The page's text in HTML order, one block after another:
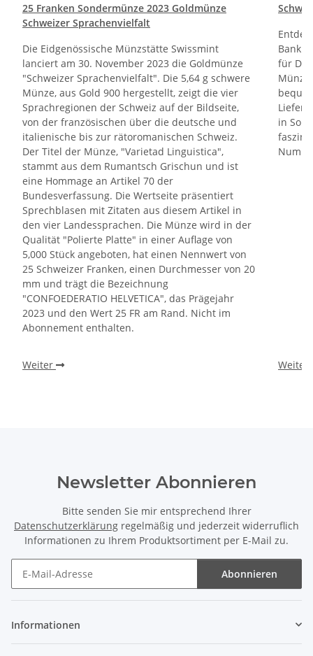
25 Franken Sondermünze 2023 Goldmünze
Schweizer Sprachenvielfalt
Die Eidgenössische Münzstätte Swissmint
lanciert am 30. November 2023 die Goldmünze
"Schweizer Sprachenvielfalt". Die 5,64 g schwere
Münze, aus Gold 900 hergestellt, zeigt die vier
Sprachregionen der Schweiz auf der Bildseite,
von der französischen über die deutsche und
italienische bis zur rätoromanischen Schweiz.
Der Titel der Münze, "Varietad Linguistica",
stammt aus dem Rumantsch Grischun und ist
eine Hommage an Artikel 70 der
Bundesverfassung. Die Wertseite präsentiert
Sprechblasen mit Zitaten aus diesem Artikel in
den vier Landessprachen. Die Münze wird in der
Qualität "Polierte Platte" in einer Auflage von
5,000 Stück angeboten, hat einen Nennwert von
25 Schweizer Franken, einen Durchmesser von 20
mm und trägt die Bezeichnung
"CONFOEDERATIO HELVETICA", das Prägejahr
2023 und den Wert 25 FR am Rand. Nicht im
Abonnement enthalten.
Weiter
für
in
Weiter
Newsletter Abonnieren
Bitte senden Sie mir entsprechend Ihrer
Datenschutzerklärung regelmäßig und jederzeit widerruflich
Informationen zu Ihrem Produktsortiment per E-Mail zu.
Abonnieren
Informationen